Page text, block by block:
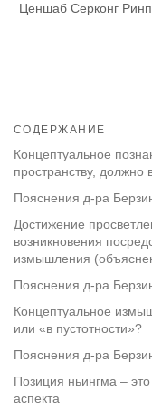
Ценшаб Серконг
СОДЕРЖАНИЕ
Концептуальное
пространству, должно
Пояснения д-ра
Достижение
возникновения
измышления
Пояснения д-ра
Концептуальное
или «в пустотности»?
Пояснения д-ра
Позиция ньингма –
аспекта